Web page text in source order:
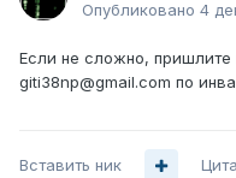
Опубликовано 4
Если не сложно, пришлите
giti38np@gmail.com по
Вставить ник